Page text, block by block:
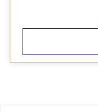
◎チェックイン時
「マイル積算希望
せ。